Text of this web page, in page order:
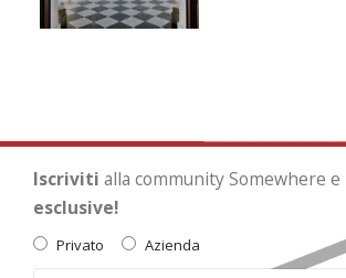
Iscriviti alla community Somewhere e
esclusive!
Privato Azienda